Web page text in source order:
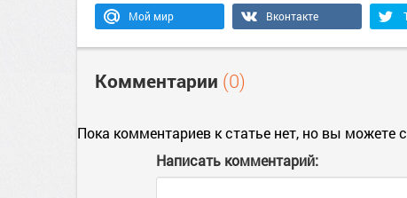
Мой мир Вконтакте
Комментарии (0)
Пока комментариев к статье нет, но вы можете
Написать комментарий: